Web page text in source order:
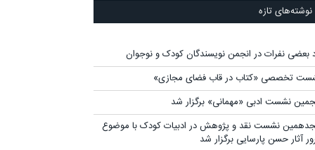
نوشته‌های تازه
بعضی نفرات در انجمن نویسندگان کودک و نوجوان
تخصصی «کتاب در قاب فضای مجازی»
نشست ادبی «مهمانی» برگزار شد
نشست نقد و پژوهش در ادبیات کودک با موضوع
آثار حسن پارسایی برگزار شد